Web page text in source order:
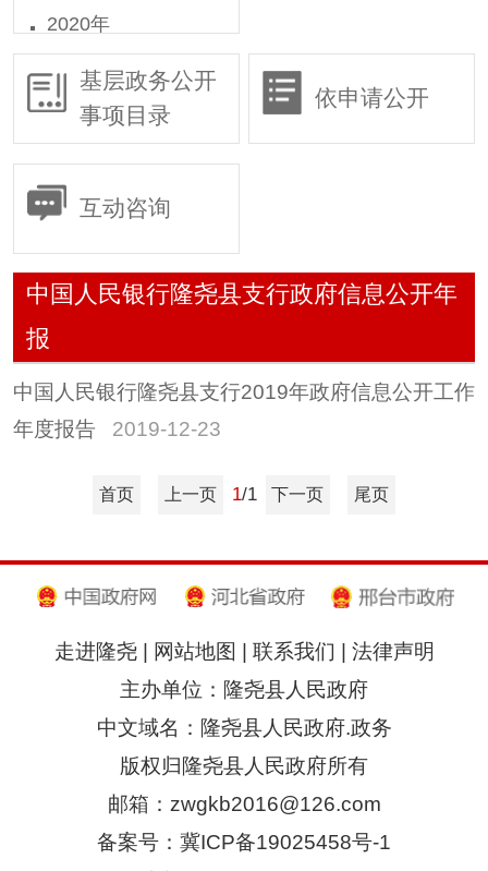
2020年
2019年
2018年
基层政务公开
事项目录
依申请公开
互动咨询
中国人民银行隆尧县支行政府信息公开年
报
中国人民银行隆尧县支行2019年政府信息公开工作
年度报告
2019-12-23
首页 上一页 1/1 下一页 尾页
走进隆尧| 网站地图 联系我们
法律声明
主办单位：隆尧县人民政府
中文域名：隆尧县人民政府.政务
版权归隆尧县人民政府所有
邮箱：zwgkb2016@126.com
备案号：冀ICP备19025458号-1